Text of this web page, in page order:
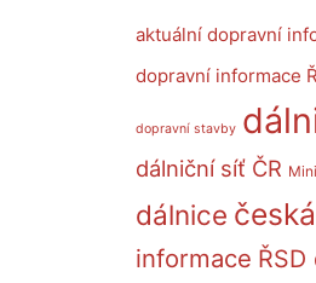
aktuální dopravní
dopravní informace
dopravní stavby
dálniční síť ČR
dálnice
informace